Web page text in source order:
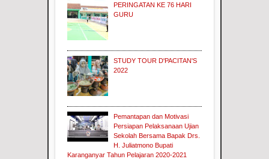
PERINGATAN KE 76 HARI
GURU
STUDY TOUR D'PACITAN'S
2022
Pemantapan dan Motivasi
Persiapan Pelaksanaan Ujian
Sekolah Bersama Bapak Drs.
H. Juliatmono Bupati
Karanganyar Tahun Pelajaran 2020-2021